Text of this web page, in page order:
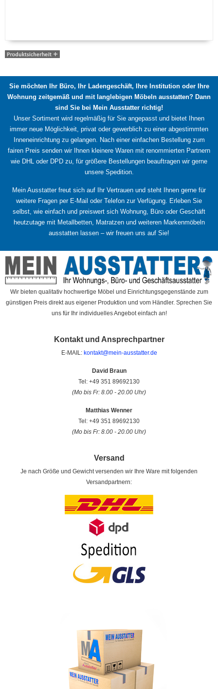
Sie möchten Ihr Büro, Ihr Ladengeschäft, Ihre Institution oder Ihre
Wohnung zeitgemäß und mit langlebigen Möbeln ausstatten? Dann
sind Sie bei Mein Ausstatter richtig!
Unser Sortiment wird regelmäßig für Sie angepasst und bietet Ihnen
immer neue Möglichkeit, privat oder gewerblich zu einer abgestimmten
Inneneinrichtung zu gelangen. Nach einer einfachen Bestellung zum
fairen Preis senden wir Ihnen kleinere Waren mit renommierten Partnern
wie DHL oder DPD zu, für größere Bestellungen beauftragen wir gerne
unsere Spedition.
Mein Ausstatter freut sich auf Ihr Vertrauen und steht Ihnen gerne für
weitere Fragen per E-Mail oder Telefon zur Verfügung. Erleben Sie
selbst, wie einfach und preiswert sich Wohnung, Büro oder Geschäft
heutzutage mit Metallbetten, Matratzen und weiteren Markenmöbeln
ausstatten lassen – wir freuen uns auf Sie!
Wir bieten qualitativ hochwertige Möbel und Einrichtungsgegenstände zum
günstigen Preis direkt aus eigener Produktion und vom Händler. Sprechen Sie
uns für Ihr individuelles Angebot einfach an!
Kontakt und Ansprechpartner
E-MAIL: kontakt@mein-ausstatter.de
David Braun
Tel: +49 351 89692130
(Mo bis Fr: 8.00 - 20.00 Uhr)
Matthias Wenner
Tel: +49 351 89692130
(Mo bis Fr: 8.00 - 20.00 Uhr)
Versand
Je nach Größe und Gewicht versenden wir Ihre Ware mit folgenden
Versandpartnern: